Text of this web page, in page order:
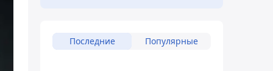
Последние Популярные